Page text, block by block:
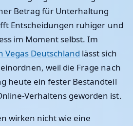
Betrag für Unterhaltung
Entscheidungen ruhiger und
im Moment selbst. Im
Vegas Deutschland lässt sich
weil die Frage nach
heute ein fester Bestandteil
Verhaltens geworden ist.
wirken nicht wie eine